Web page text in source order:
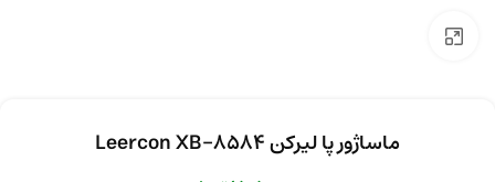
ماساژور پا لیرکن Leercon XB-8584